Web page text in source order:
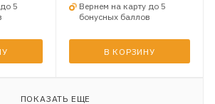
5
Вернем на карту до 5
бонусных баллов
В КОРЗИНУ
ПОКАЗАТЬ ЕЩЕ